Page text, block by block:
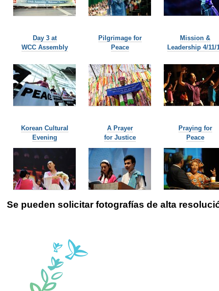
Day 3 at
WCC Assembly
Pilgrimage for
Peace
Mission &
Leadership 4/11/
Korean Cultural
Evening
A Prayer
for Justice
Praying for
Peace
Se pueden solicitar fotografías de alta